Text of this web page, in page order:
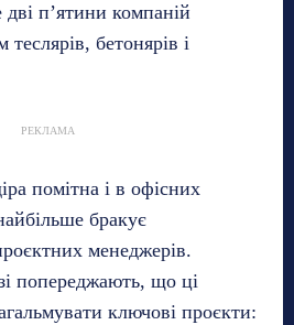
п’ятини компаній
бетонярів і
РЕКЛАМА
помітна і в офісних
бракує
менеджерів.
попереджають, що ці
ключові проєкти: